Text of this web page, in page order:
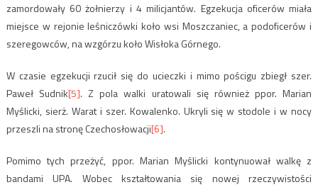
zamordowały 60 żołnierzy i 4 milicjantów. Egzekucja oficerów miała
miejsce w rejonie leśniczówki koło wsi Moszczaniec, a podoficerów i
szeregowców, na wzgórzu koło Wisłoka Górnego.
W czasie egzekucji rzucił się do ucieczki i mimo pościgu zbiegł szer.
Paweł Sudnik[5]. Z pola walki uratowali się również ppor. Marian
Myślicki, sierż. Warat i szer. Kowalenko. Ukryli się w stodole i w nocy
przeszli na stronę Czechosłowacji[6].
Pomimo tych przeżyć, ppor. Marian Myślicki kontynuował walkę z
bandami UPA. Wobec kształtowania się nowej rzeczywistości